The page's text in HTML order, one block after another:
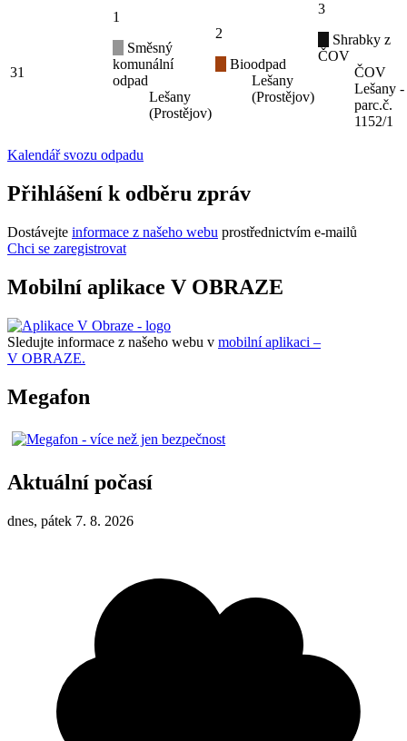
31
1
Směsný
komunální
odpad
Lešany
(Prostějov)
2
Bioodpad
Lešany
(Prostějov)
3
Shrabky z
ČOV
ČOV
Lešany -
parc.č.
1152/1
Kalendář svozu odpadu
Přihlášení k odběru zpráv
Dostávejte informace z našeho webu prostřednictvím e-mailů
Chci se zaregistrovat
Mobilní aplikace V OBRAZE
Sledujte informace z našeho webu v mobilní aplikaci –
V OBRAZE.
Megafon
Aktuální počasí
dnes, pátek 7. 8. 2026